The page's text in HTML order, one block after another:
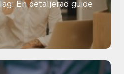
En detaljerad guide